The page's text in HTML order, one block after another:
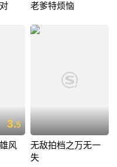
老爹特烦恼
3.5
风
无敌拍档之万无一
失